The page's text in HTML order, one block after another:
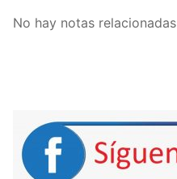
No hay notas relacionadas